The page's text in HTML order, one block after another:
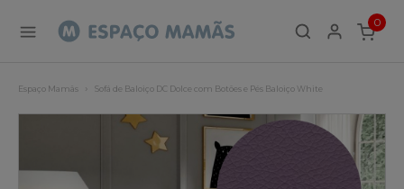
0
ITEMS
Espaço Mamãs Sofá de Baloiço DC Dolce com Botões e Pés Baloiço White